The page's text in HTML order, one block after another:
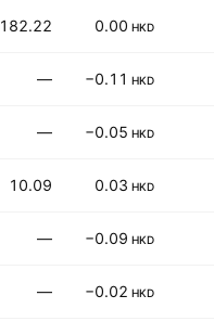
182.22 0.00 HKD
— −0.11 HKD
— −0.05 HKD
10.09 0.03 HKD
— −0.09 HKD
— −0.02 HKD